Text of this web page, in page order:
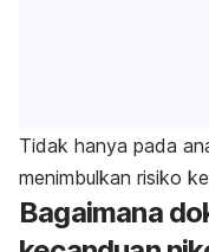
Tidak hanya pada
menimbulkan risiko
Bagaimana